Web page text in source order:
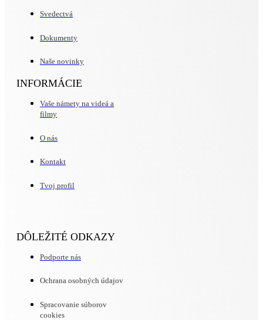
Svedectvá
Dokumenty
Naše novinky
INFORMÁCIE
Vaše námety na videá a
filmy
O nás
Kontakt
Tvoj profil
DÔLEŽITÉ ODKAZY
Podporte nás
Ochrana osobných údajov
Spracovanie súborov
cookies